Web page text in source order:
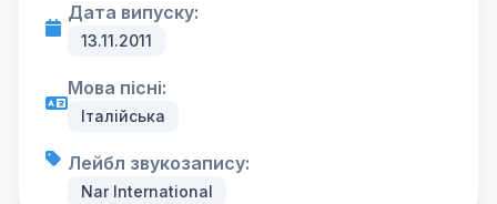
Дата випуску:
13.11.2011
Мова пісні:
Італійська
Лейбл звукозапису:
Nar International